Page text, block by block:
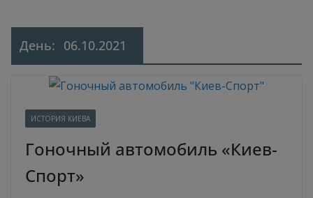
День: 06.10.2021
ИСТОРИЯ КИЕВА
Гоночный автомобиль «Киев-
Спорт»